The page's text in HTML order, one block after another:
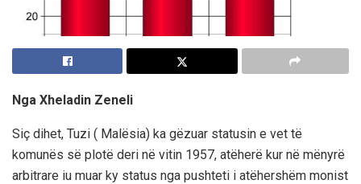
Nga Xheladin Zeneli
Siç dihet, Tuzi ( Malësia) ka gëzuar statusin e vet të
komunës së plotë deri në vitin 1957, atëherë kur në mënyrë
arbitrare iu muar ky status nga pushteti i atëhershëm monist